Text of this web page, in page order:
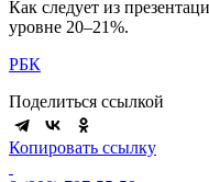
Как следует из
уровне 20–21%.
РБК
Поделиться ссылкой
Копировать ссылку